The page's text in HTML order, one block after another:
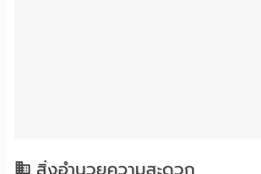
สิ่งอำนวยความสะดวก